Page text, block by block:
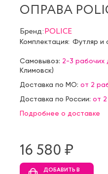
ОПРАВА
Бренд:POLICE
Комплектация: Футляр и
Самовывоз: 2-3 рабочих
Климовск)
Доставка по МО: от 2
Доставка по России: от
Подробнее о доставке
16 580 ₷
ДОБАВИТЬ В